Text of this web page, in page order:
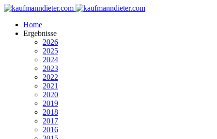
Home
Ergebnisse
2026
2025
2024
2023
2022
2021
2020
2019
2018
2017
2016